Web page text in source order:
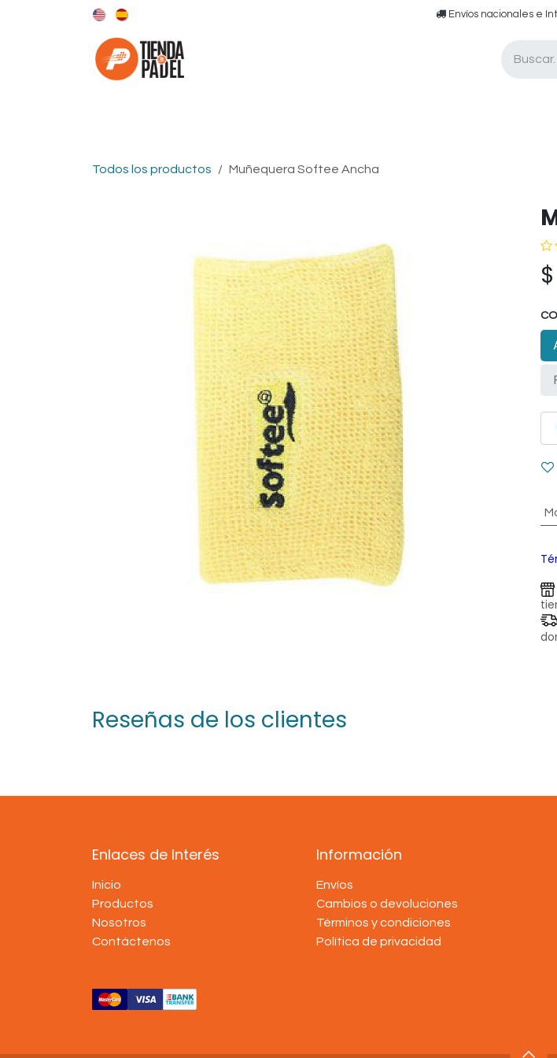
E​nvíos nacionales e
Todos los productos Muñequera Softee Ancha
$
Reseñas de los clientes
Enlaces de Interés
Inicio
Productos
Nosotros
Contáctenos
Información
Envíos
Cambios o devoluciones
Términos y condiciones
Política de privacidad